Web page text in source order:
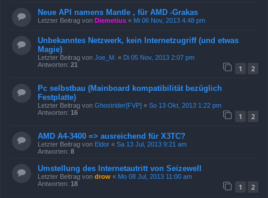
Neue API namens Mantle , für AMD -Grakas
Letzter Beitrag von Diemetius « Mi 06 Nov, 2013 4:48 pm
Unbekanntes Netzwerk, kein Internetzugriff (und etwas
Magie)
Letzter Beitrag von Joe_M. « Di 05 Nov, 2013 2:07 pm
Antworten: 21 1 2
Pc selbstbau (Mainboard kompatibilität bezüglich
Festplatte)
Letzter Beitrag von Ghostrider[FVP] « So 13 Okt, 2013 1:22 pm
Antworten: 16 1 2
AMD A4-3400 => ausreichend für X3TC?
Letzter Beitrag von Eldor « Sa 13 Jul, 2013 9:21 am
Antworten: 8
Umstellung des Internetautritt von Seizewell
Letzter Beitrag von drow « Mo 08 Jul, 2013 11:00 am
Antworten: 18 1 2